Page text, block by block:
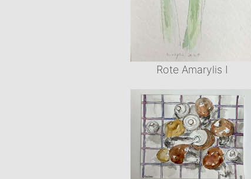
Rote Amarylis I